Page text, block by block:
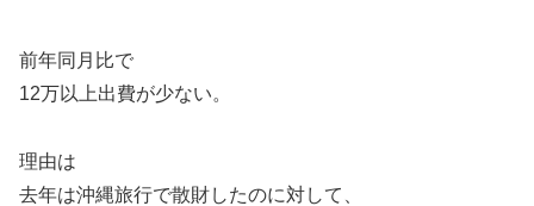
前年同月比で
12万以上出費が少ない。
理由は
去年は沖縄旅行で散財したのに対して、